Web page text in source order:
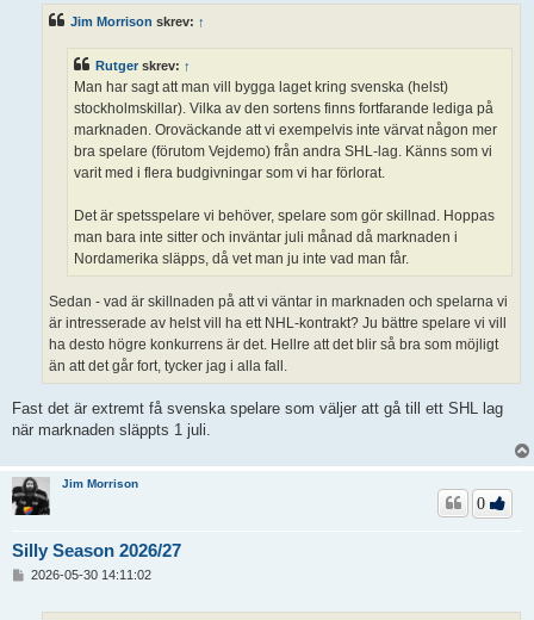
Jim Morrison skrev: ↑
Rutgerskrev: ↑
Man har sagt att man vill bygga laget kring svenska (helst)
stockholmskillar). Vilka av den sortens finns fortfarande lediga på
marknaden. Oroväckande att vi exempelvis inte värvat någon mer
bra spelare (förutom Vejdemo) från andra SHL-lag. Känns som vi
varit med i flera budgivningar som vi har förlorat.
Det är spetsspelare vi behöver, spelare som gör skillnad. Hoppas
man bara inte sitter och inväntar juli månad då marknaden i
Nordamerika släpps, då vet man ju inte vad man får.
Sedan - vad är skillnaden på att vi väntar in marknaden och spelarna vi
är intresserade av helst vill ha ett NHL-kontrakt? Ju bättre spelare vi vill
ha desto högre konkurrens är det. Hellre att det blir så bra som möjligt
än att det går fort, tycker jag i alla fall.
Fast det är extremt få svenska spelare som väljer att gå till ett SHL lag
när marknaden släppts 1 juli.
Jim Morrison
Silly Season 2026/27
0
2026-05-30 14:11:02